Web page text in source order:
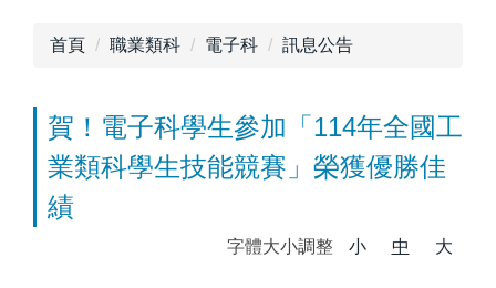
首頁 職業類科 電子科 訊息公告
賀！電子科學生參加「114年全國工
業類科學生技能競賽」榮獲優勝佳
績
字體大小調整 小 中 大